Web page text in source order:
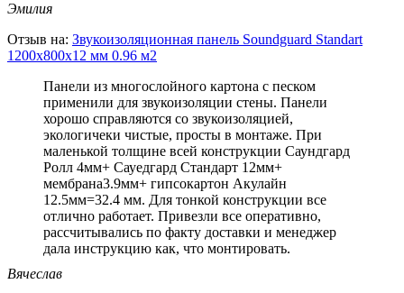
Эмилия
Отзыв на: Звукоизоляционная панель Soundguard Standart
1200х800х12 мм 0.96 м2
Панели из многослойного картона с песком
применили для звукоизоляции стены. Панели
хорошо справляются со звукоизоляцией,
экологичеки чистые, просты в монтаже. При
маленькой толщине всей конструкции Саундгард
Ролл 4мм+ Сауедгард Стандарт 12мм+
мембрана3.9мм+ гипсокартон Акулайн
12.5мм=32.4 мм. Для тонкой конструкции все
отлично работает. Привезли все оперативно,
рассчитывались по факту доставки и менеджер
дала инструкцию как, что монтировать.
Вячеслав